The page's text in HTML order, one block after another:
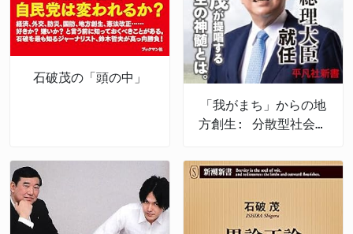
石破茂の「頭の中」
「我がまち」からの地
方創生: 分散型社会の